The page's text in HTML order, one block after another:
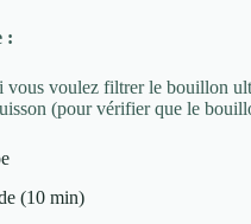
:
vous voulez filtrer le bouillon
(pour vérifier que le
(10 min)